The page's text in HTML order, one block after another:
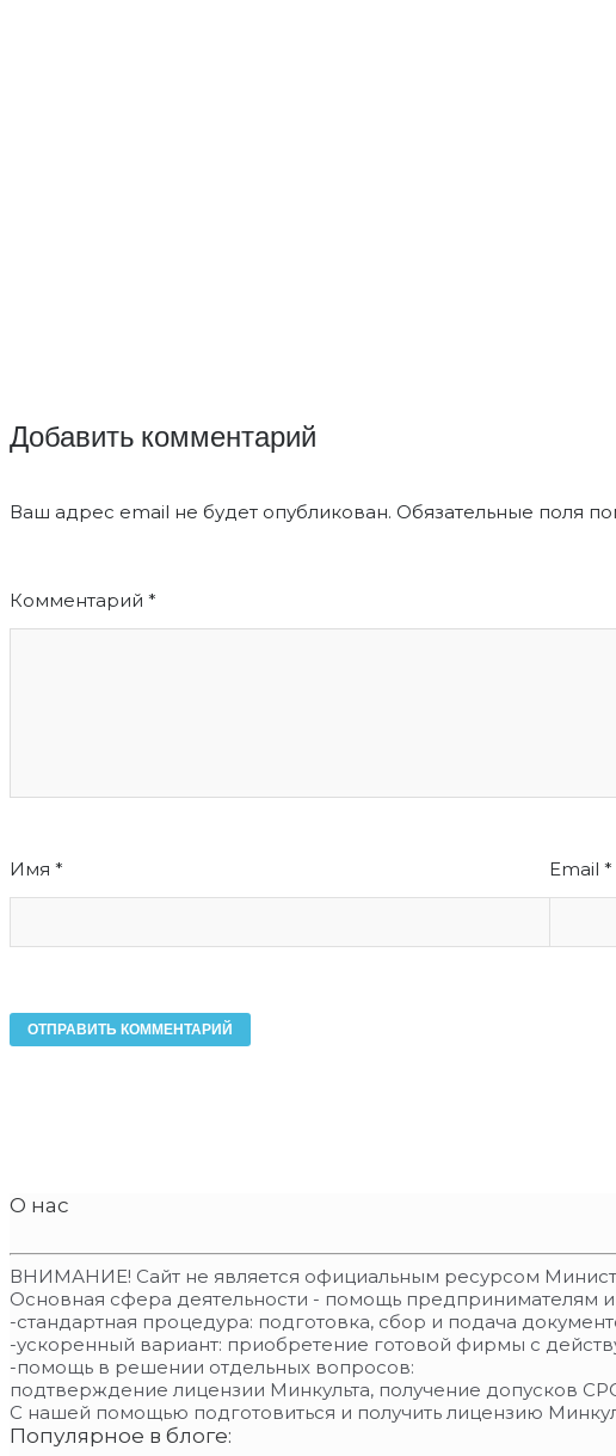
Добавить комментарий
Ваш адрес email не будет опубликован. Обязательные поля
Комментарий *
Имя * Email *
О нас
ВНИМАНИЕ! Сайт не является официальным ресурсом
Основная сфера деятельности - помощь предпринимателям
-стандартная процедура: подготовка, сбор и подача
-ускоренный вариант: приобретение готовой фирмы с
-помощь в решении отдельных вопросов:
подтверждение лицензии Минкульта, получение допусков
С нашей помощью подготовиться и получить лицензию
Популярное в блоге: